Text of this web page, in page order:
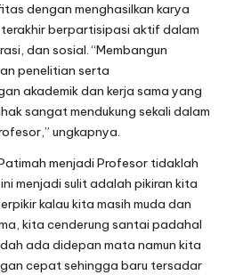
dengan menghasilkan karya
berpartisipasi aktif dalam
dan sosial. “Membangun
penelitian serta
akademik dan kerja sama yang
sangat mendukung sekali dalam
ungkapnya.
menjadi Profesor tidaklah
menjadi sulit adalah pikiran kita
kalau kita masih muda dan
kita cenderung santai padahal
ada didepan mata namun kita
cepat sehingga baru tersadar